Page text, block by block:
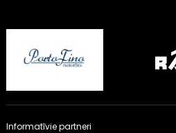
Informatīvie partneri